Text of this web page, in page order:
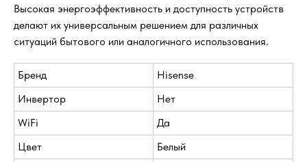
Высокая энергоэффективность и доступность устройств
делают их универсальным решением для различных
ситуаций бытового или аналогичного использования.
Бренд
Hisense
Инвертор
Нет
WiFi
Да
Цвет
Белый